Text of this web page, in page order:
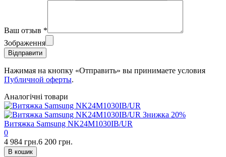
Ваш отзыв *
Зображення
Відправити
Нажимая на кнопку «Отправить» вы принимаете условия
Публичной оферты.
Аналогічні товари
Знижка 20%
Витяжка Samsung NK24M1030IB/UR
0
4 984 грн.6 200 грн.
В кошик